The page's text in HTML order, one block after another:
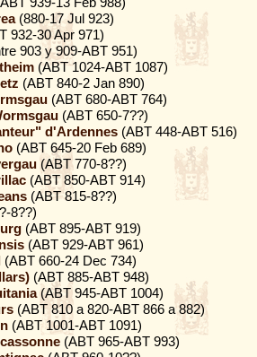
(880-17 Jul 923)
932-30 Apr 971)
903 y 909-ABT 951)
(ABT 1024-ABT 1087)
(ABT 840-2 Jan 890)
(ABT 680-ABT 764)
(ABT 650-7??)
d'Ardennes (ABT 448-ABT 516)
(ABT 645-20 Feb 689)
(ABT 770-8??)
(ABT 850-ABT 914)
(ABT 815-8??)
8??)
(ABT 895-ABT 919)
(ABT 929-ABT 961)
(ABT 660-24 Dec 734)
(ABT 885-ABT 948)
(ABT 945-ABT 1004)
(ABT 810 a 820-ABT 866 a 882)
(ABT 1001-ABT 1091)
(ABT 965-ABT 993)